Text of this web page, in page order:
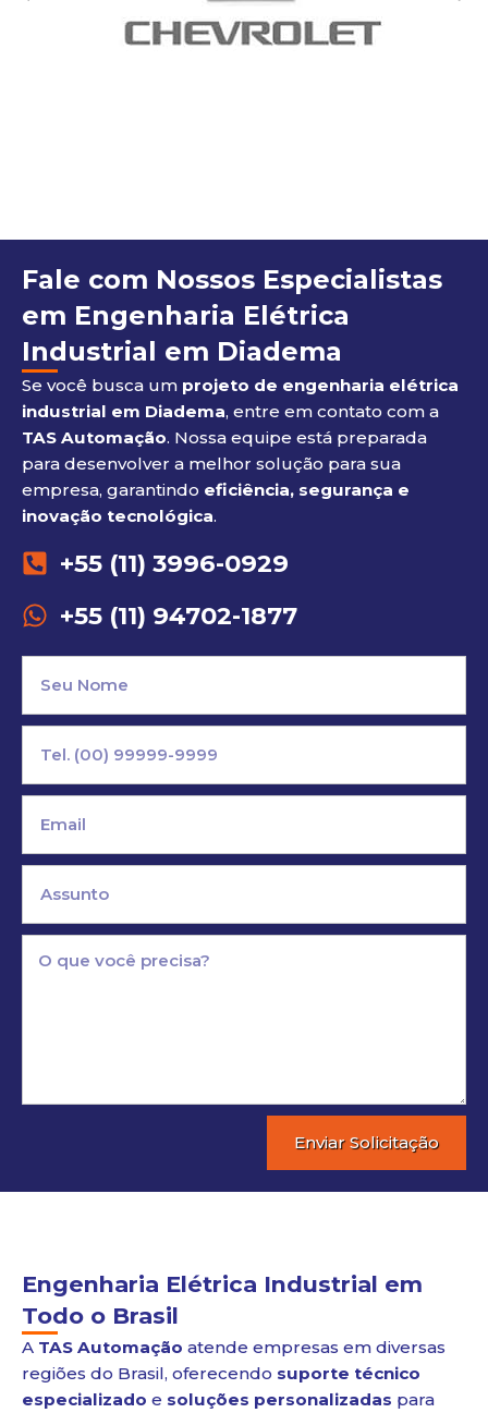
Fale com Nossos Especialistas
em Engenharia Elétrica
Industrial em Diadema
Se você busca um projeto de engenharia elétrica
industrial em Diadema, entre em contato com a
TAS Automação. Nossa equipe está preparada
para desenvolver a melhor solução para sua
empresa, garantindo eficiência, segurança e
inovação tecnológica.
+55 (11) 3996-0929
+55 (11) 94702-1877
Enviar Solicitação
Engenharia Elétrica Industrial em
Todo o Brasil
A TAS Automação atende empresas em diversas
regiões do Brasil, oferecendo suporte técnico
especializado e soluções personalizadas para